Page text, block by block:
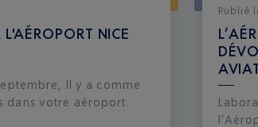
NICE
Il y a comme
dans votre aéroport.
Publié